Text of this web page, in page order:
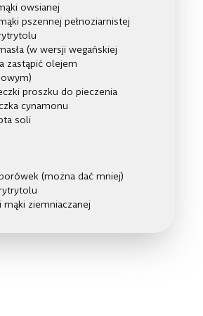
owsianej
pszennej pełnoziarnistej
(w wersji wegańskiej
zastąpić olejem
proszku do pieczenia
cynamonu
soli
(można dać mniej)
mąki ziemniaczanej